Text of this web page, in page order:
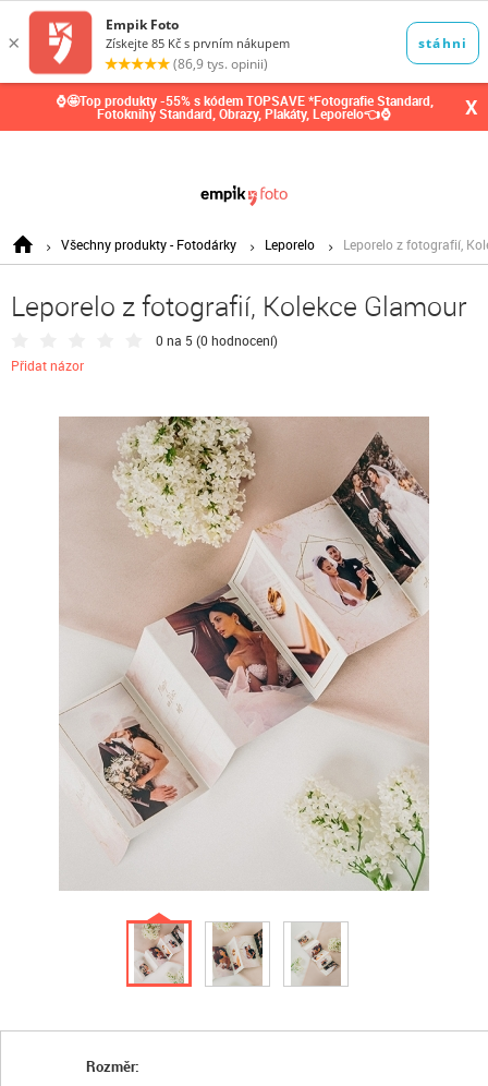
⌚🤩Top produkty -55% s kódem TOPSAVE *Fotografie Standard,
Fotoknihy Standard, Obrazy, Plakáty, Leporelo👈⌚ X
Všechny produkty - Fotodárky Leporelo Leporelo z fotografií,
Leporelo z fotografií, Kolekce Glamour
0 na 5 (0 hodnocení)
Přidat názor
Rozměr: